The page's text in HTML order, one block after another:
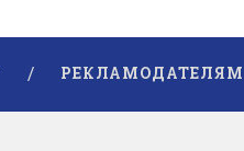
РЕКЛАМОДАТЕЛЯМ